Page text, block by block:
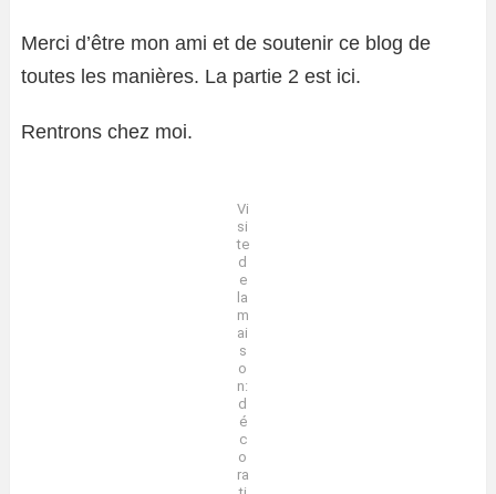
Merci d’être mon ami et de soutenir ce blog de
toutes les manières. La partie 2 est ici.
Rentrons chez moi.
Vi
si
te
d
e
la
m
ai
s
o
n:
d
é
c
o
ra